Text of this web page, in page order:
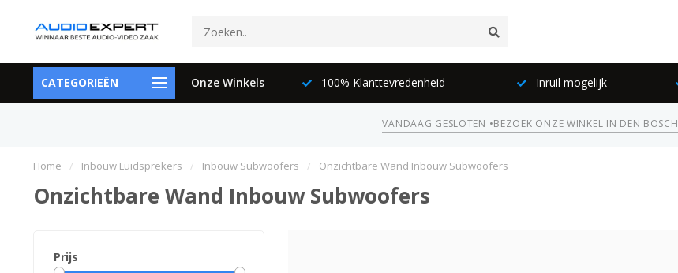
CATEGORIEËN Onze Winkels
073-6897729 100% Klanttevredenheid Inruil mogelijk
VANDAAG GESLOTEN •BEZOEK ONZE WINKEL IN DEN BOSCH
Home / Inbouw Luidsprekers / Inbouw Subwoofers / Onzichtbare Wand Inbouw Subwoofers
Onzichtbare Wand Inbouw Subwoofers
Prijs